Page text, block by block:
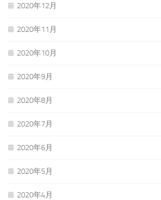
2020年12月
2020年11月
2020年10月
2020年9月
2020年8月
2020年7月
2020年6月
2020年5月
2020年4月